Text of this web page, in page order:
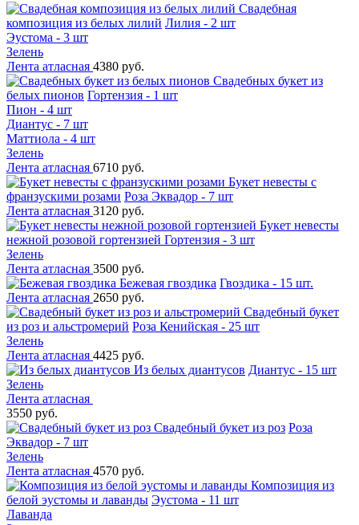
Свадебная
композиция из белых лилий Лилия - 2 шт
Эустома - 3 шт
Зелень
Лента атласная 4380 руб.
Свадебных букет из
белых пионов Гортензия - 1 шт
Пион - 4 шт
Диантус - 7 шт
Маттиола - 4 шт
Зелень
Лента атласная 6710 руб.
Букет невесты с
франзускими розами Роза Эквадор - 7 шт
Лента атласная 3120 руб.
Букет невесты
нежной розовой гортензией Гортензия - 3 шт
Зелень
Лента атласная 3500 руб.
Бежевая гвоздика Гвоздика - 15 шт.
Лента атласная 2650 руб.
Свадебный букет
из роз и альстромерий Роза Кенийская - 25 шт
Зелень
Лента атласная 4425 руб.
Из белых диантусов Диантус - 15 шт
Зелень
Лента атласная
3550 руб.
Свадебный букет из роз Роза
Эквадор - 7 шт
Зелень
Лента атласная 4570 руб.
Композиция из
белой эустомы и лаванды Эустома - 11 шт
Лаванда